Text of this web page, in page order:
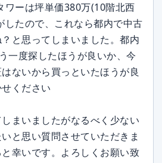
ワーは坪単価380万(10階北西
したので、これなら都内で中古
と思ってしまいました。都内
一度探したほうが良いか、今
ないから買っといたほうが良
ください
まいましたがなるべく少ない
と思い質問させていただきま
幸いです。よろしくお願い致